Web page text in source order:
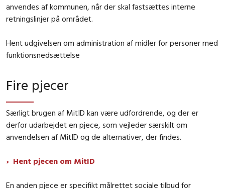
anvendes af kommunen, når der skal fastsættes interne
retningslinjer på området.
Hent udgivelsen om administration af midler for personer med
funktionsnedsættelse
Fire pjecer
Særligt brugen af MitID kan være udfordrende, og der er
derfor udarbejdet en pjece, som vejleder særskilt om
anvendelsen af MitID og de alternativer, der findes.
Hent pjecen om MitID
En anden pjece er specifikt målrettet sociale tilbud for